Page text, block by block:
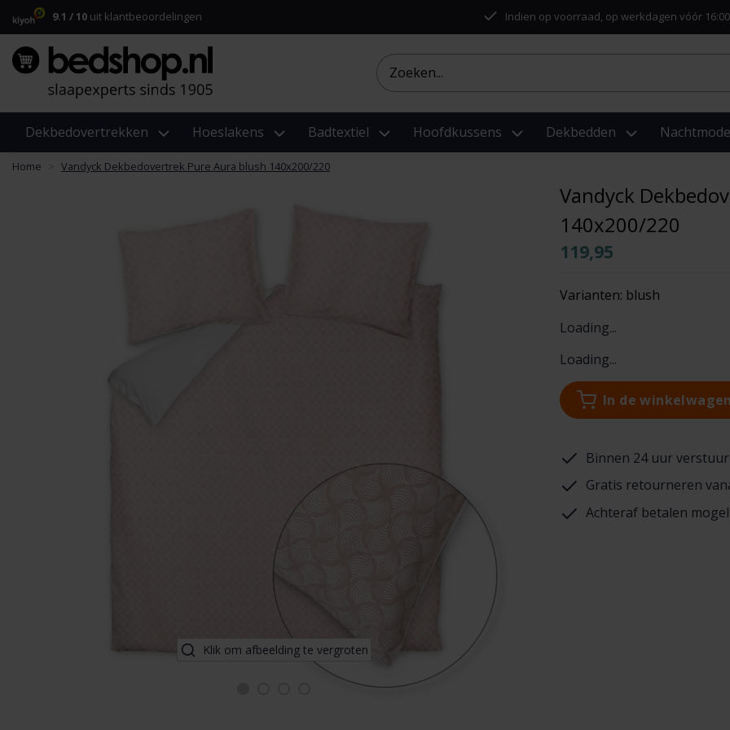
9.1 / 10 uit klantbeoordelingen Indien op voorraad, op werkdagen vóór
Dekbedovertrekken Hoeslakens Badtextiel Hoofdkussens Dekbedden Nachtmode
Home Vandyck Dekbedovertrek Pure Aura blush 140x200/220
Klik om afbeelding te vergroten
Vandyck
140x200/220
119,95
Varianten: blush
Loading...
Loading...
In de winkelwagen
Binnen 24 uur
Gratis retourneren
Achteraf betalen